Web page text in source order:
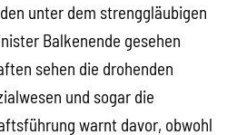
unter dem strenggläubigen
Balkenende gesehen
sehen die drohenden
und sogar die
warnt davor, obwohl